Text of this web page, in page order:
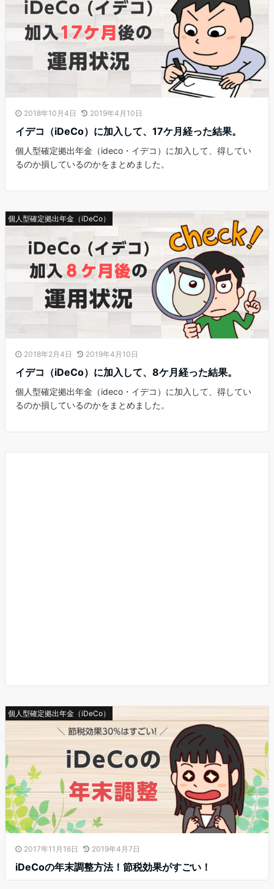
2018年10月4日 2019年4月10日
イデコ（iDeCo）に加入して、17ケ月経った結果。
個人型確定拠出年金（ideco・イデコ）に加入して、得してい
るのか損しているのかをまとめました。
個人型確定拠出年金（iDeCo）
2018年2月4日 2019年4月10日
イデコ（iDeCo）に加入して、8ケ月経った結果。
個人型確定拠出年金（ideco・イデコ）に加入して、得してい
るのか損しているのかをまとめました。
個人型確定拠出年金（iDeCo）
2017年11月16日 2019年4月7日
iDeCoの年末調整方法！節税効果がすごい！